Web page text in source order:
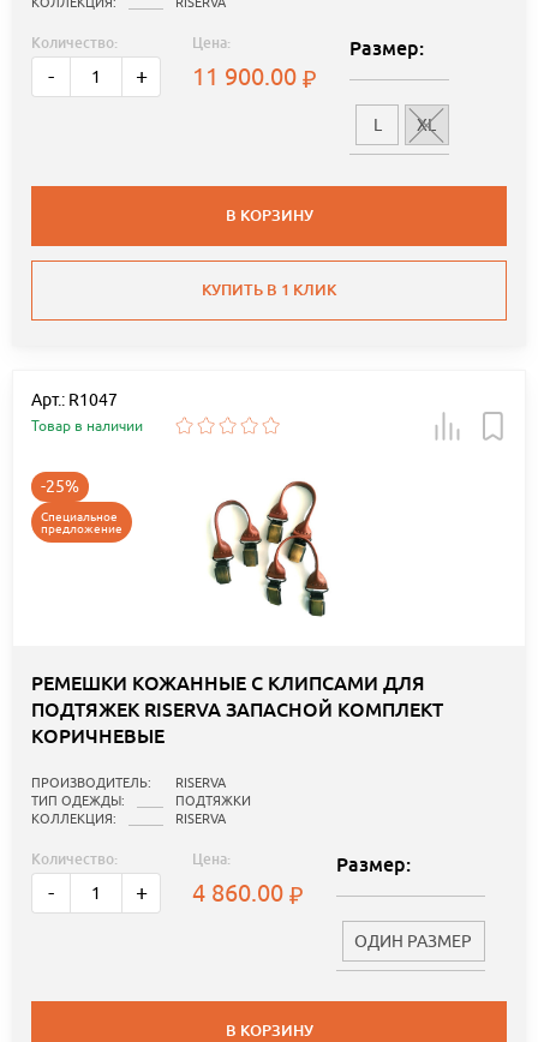
Количество:
- +
Цена:
11 900.00
Размер:
L XL
В КОРЗИНУ
КУПИТЬ В 1 КЛИК
Арт.: R1047
Товар в наличии
-25%
Специальное
предложение
РЕМЕШКИ КОЖАННЫЕ С КЛИПСАМИ ДЛЯ
ПОДТЯЖЕК RISERVA ЗАПАСНОЙ КОМПЛЕКТ
КОРИЧНЕВЫЕ
ПРОИЗВОДИТЕЛЬ:
RISERVA
ТИП ОДЕЖДЫ:
ПОДТЯЖКИ
КОЛЛЕКЦИЯ:
RISERVA
Количество:
- +
Цена:
4 860.00
Размер:
ОДИН РАЗМЕР
В КОРЗИНУ